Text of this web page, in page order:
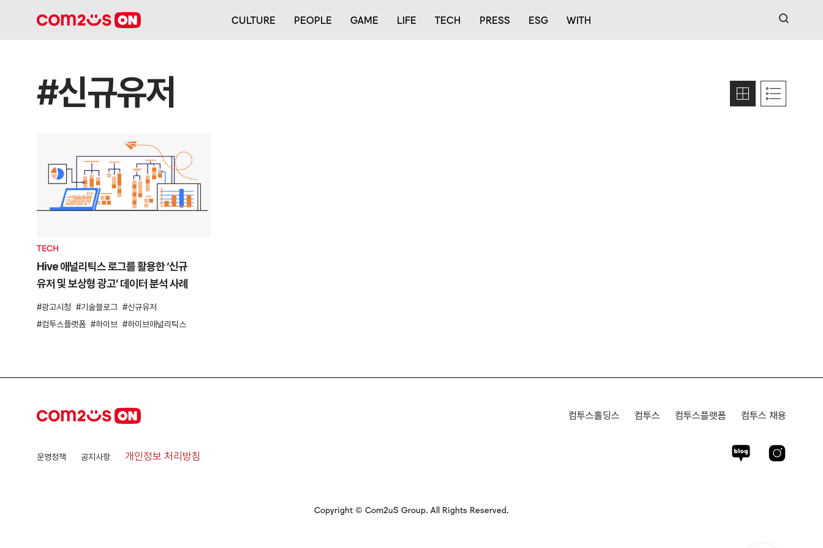
CULTURE PEOPLE GAME LIFE TECH PRESS ESG WITH 검색
#신규유저
TECH
Hive 애널리틱스 로그를 활용한 ‘신규
유저 및 보상형 광고’ 데이터 분석 사례
광고시청 기술블로그
신규유저
컴투스플랫폼
하이브 하이브애널리틱스
운영정책 공지사항 개인정보 처리방침
컴투스홀딩스 컴투스 컴투스플랫폼 컴투스 채용
Copyright © Com2uS Group. All Rights Reserved.